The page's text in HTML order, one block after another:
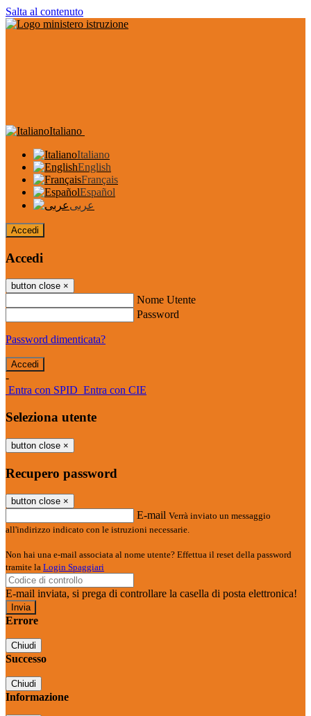
Salta al contenuto
Italiano
Italiano
English
Français
Español
عربى
Accedi
Accedi
button close ×
Nome Utente
Password
Password dimenticata?
-
Entra con SPID Entra con CIE
Seleziona utente
button close ×
Recupero password
button close ×
E-mail Verrà inviato un messaggio
all'indirizzo indicato con le istruzioni necessarie.
Non hai una e-mail associata al nome utente? Effettua il reset della password
tramite la Login Spaggiari
E-mail inviata, si prega di controllare la casella di posta elettronica!
Errore
Chiudi
Successo
Chiudi
Informazione